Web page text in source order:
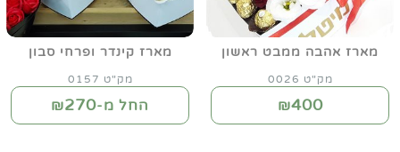
מארז אהבה ממבט ראשון
מק"ט 0026
₪400
מארז קינדר ופרחי סבון
מק"ט 0157
החל מ-₪270